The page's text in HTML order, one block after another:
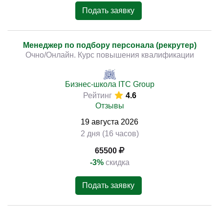
Подать заявку
Менеджер по подбору персонала (рекрутер)
Очно/Онлайн. Курс повышения квалификации
Бизнес-школа ITC Group
Рейтинг
4.6
Отзывы
19 августа 2026
2 дня (16 часов)
65500
-3% скидка
Подать заявку